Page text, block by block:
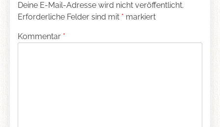
Deine E-Mail-Adresse wird nicht veröffentlicht.
Erforderliche Felder sind mit * markiert
Kommentar *